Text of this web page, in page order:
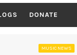
DONATE
MUSIC NEWS